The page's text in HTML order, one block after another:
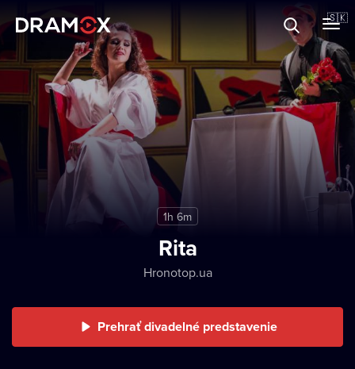
🇸🇰
Darčekové poukazy
Zaregistrujte sa
1h 6m
Rita
Hronotop.ua
Prehrať divadelné predstavenie